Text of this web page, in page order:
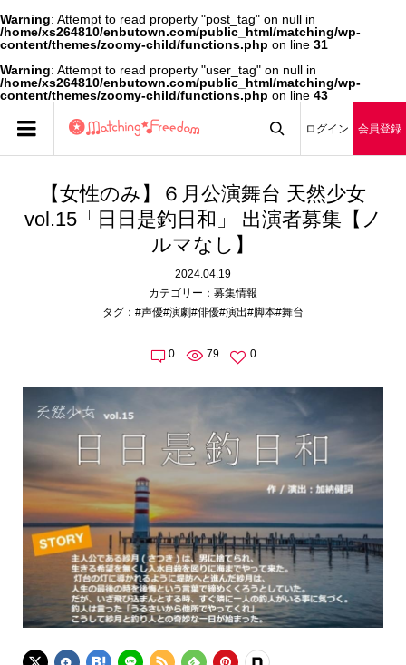
Warning: Attempt to read property "post_tag" on null in
/home/xs264810/enbutown.com/public_html/matching/wp-
content/themes/zoomy-child/functions.php on line 31
Warning: Attempt to read property "user_tag" on null in
/home/xs264810/enbutown.com/public_html/matching/wp-
content/themes/zoomy-child/functions.php on line 43
ログイン 会員登録
【女性のみ】６月公演舞台 天然少女
vol.15「日日是釣日和」 出演者募集【ノ
ルマなし】
2024.04.19
カテゴリー： 募集情報
タグ： #声優#演劇#俳優#演出#脚本#舞台
0 79 0